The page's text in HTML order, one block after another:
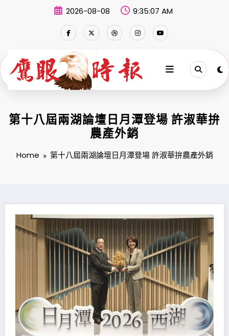
2026-08-08 9:35:07 AM
第十八屆兩湖論壇日月潭登場 許淑華拚
農產外銷
Home 第十八屆兩湖論壇日月潭登場 許淑華拚農產外銷